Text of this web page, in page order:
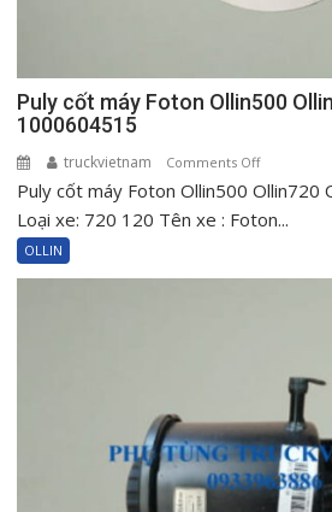
Puly cốt máy Foton Ollin500
1000604515
truckvietnam Comments Offon
Puly
cốt
Puly cốt máy Foton Ollin500 Ollin720
Loại xe: 720 120 Tên xe : Foton...
OLLIN